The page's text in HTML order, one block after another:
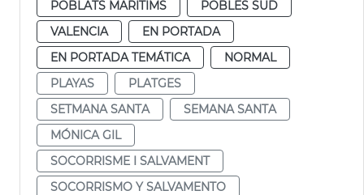
POBLATS MARITIMS
POBLES SUD
VALENCIA
EN PORTADA
EN PORTADA TEMÁTICA
NORMAL
PLAYAS
PLATGES
SETMANA SANTA
SEMANA SANTA
MÓNICA GIL
SOCORRISME I SALVAMENT
SOCORRISMO Y SALVAMENTO